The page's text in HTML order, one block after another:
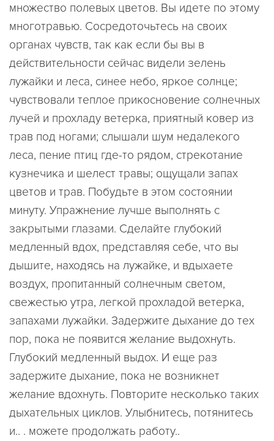
множество полевых цветов. Вы идете по этому
многотравью. Сосредоточьтесь на своих
органах чувств, так как если бы вы в
действительности сейчас видели зелень
лужайки и леса, синее небо, яркое солнце;
чувствовали теплое прикосновение солнечных
лучей и прохладу ветерка, приятный ковер из
трав под ногами; слышали шум недалекого
леса, пение птиц где-то рядом, стрекотание
кузнечика и шелест травы; ощущали запах
цветов и трав. Побудьте в этом состоянии
минуту. Упражнение лучше выполнять с
закрытыми глазами. Сделайте глубокий
медленный вдох, представляя себе, что вы
дышите, находясь на лужайке, и вдыхаете
воздух, пропитанный солнечным светом,
свежестью утра, легкой прохладой ветерка,
запахами лужайки. Задержите дыхание до тех
пор, пока не появится желание выдохнуть.
Глубокий медленный выдох. И еще раз
задержите дыхание, пока не возникнет
желание вдохнуть. Повторите несколько таких
дыхательных циклов. Улыбнитесь, потянитесь
и.. . можете продолжать работу..